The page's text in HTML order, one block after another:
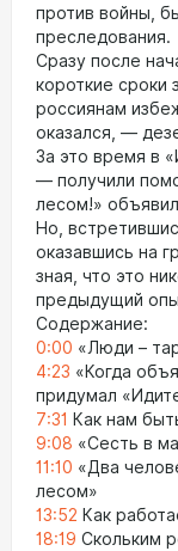
против войны,
преследования.
Сразу после
короткие сроки
россиянам
оказался, —
За это время в
— получили
лесом!»
Но,
оказавшись на
зная, что это
предыдущий
Содержание:
0:00 «Люди –
4:23 «Когда
придумал
7:31 Как нам
9:08 «Сесть в
11:10 «Два
лесом»
13:52 Как
18:19 Скольким